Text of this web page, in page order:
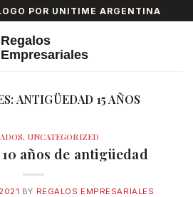
POR UNITIME ARGENTINA
ANTIGÜEDAD 15 AÑOS
, UNCATEGORIZED
años de antigüedad
BY REGALOS EMPRESARIALES